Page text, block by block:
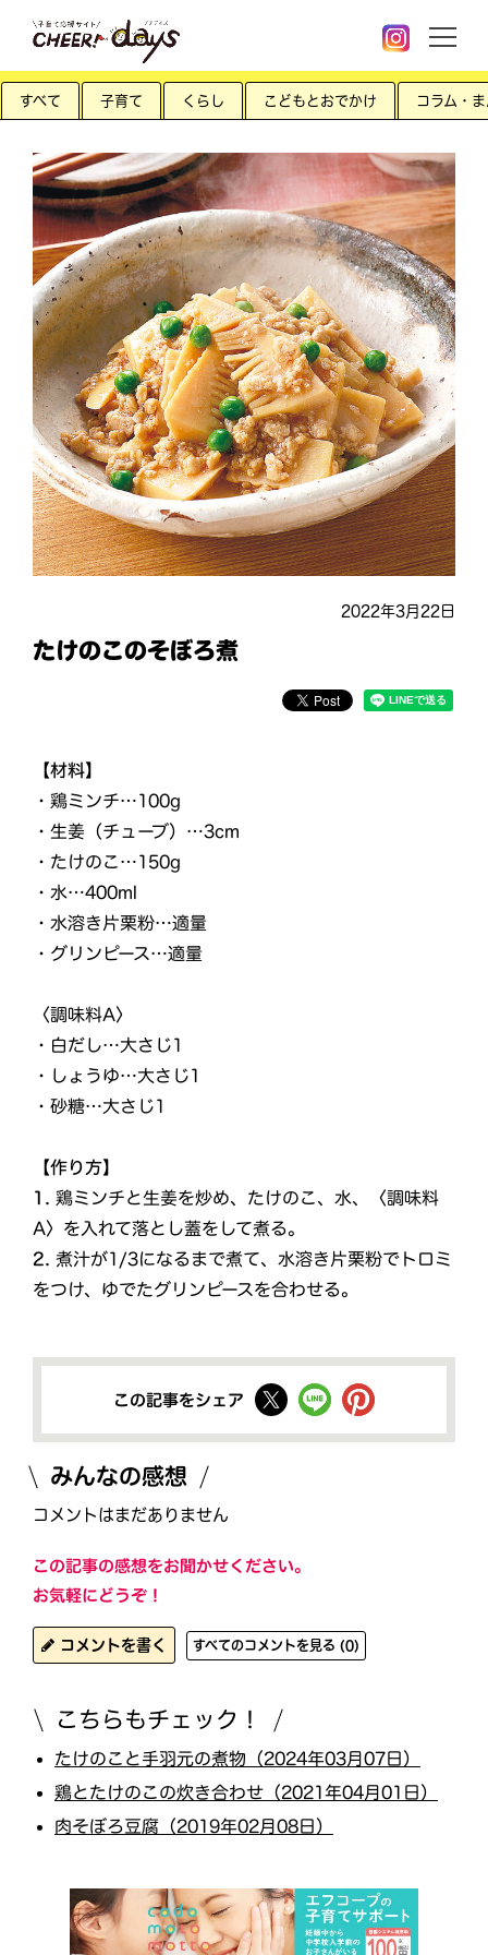
すべて 子育て くらし こどもとおでかけ コラム・
2022年3月22日
たけのこのそぼろ煮
【材料】
・鶏ミンチ…100g
・生姜（チューブ）…3cm
・たけのこ…150g
・水…400ml
・水溶き片栗粉…適量
・グリンピース…適量
〈調味料A〉
・白だし…大さじ1
・しょうゆ…大さじ1
・砂糖…大さじ1
【作り方】
1. 鶏ミンチと生姜を炒め、たけのこ、水、〈調味料
A〉を入れて落とし蓋をして煮る。
2. 煮汁が1/3になるまで煮て、水溶き片栗粉でトロミ
をつけ、ゆでたグリンピースを合わせる。
この記事をシェア
みんなの感想
コメントはまだありません
この記事の感想をお聞かせください。
お気軽にどうぞ！
コメントを書く すべてのコメントを見る (0)
こちらもチェック！
たけのこと手羽元の煮物（2024年03月07日）
鶏とたけのこの炊き合わせ（2021年04月01日）
肉そぼろ豆腐（2019年02月08日）